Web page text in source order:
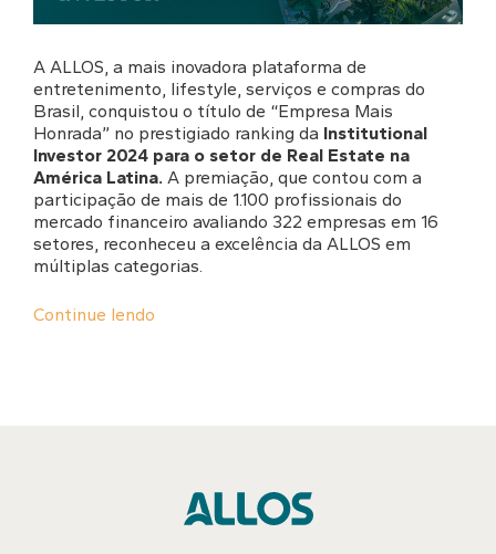
A ALLOS, a mais inovadora plataforma de
entretenimento, lifestyle, serviços e compras do
Brasil, conquistou o título de “Empresa Mais
Honrada” no prestigiado ranking da Institutional
Investor 2024 para o setor de Real Estate na
América Latina. A premiação, que contou com a
participação de mais de 1.100 profissionais do
mercado financeiro avaliando 322 empresas em 16
setores, reconheceu a excelência da ALLOS em
múltiplas categorias.
Continue lendo